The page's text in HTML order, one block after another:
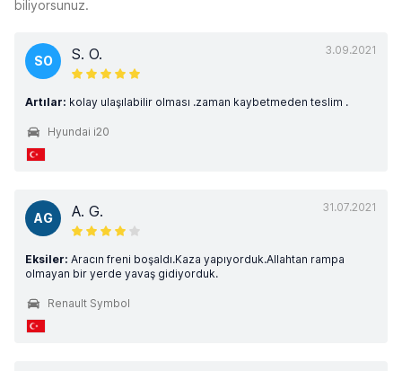
biliyorsunuz.
3.09.2021
SO S. O.
Artılar: kolay ulaşılabilir olması .zaman kaybetmeden teslim .
Hyundai i20
31.07.2021
AG A. G.
Eksiler: Aracın freni boşaldı.Kaza yapıyorduk.Allahtan rampa
olmayan bir yerde yavaş gidiyorduk.
Renault Symbol